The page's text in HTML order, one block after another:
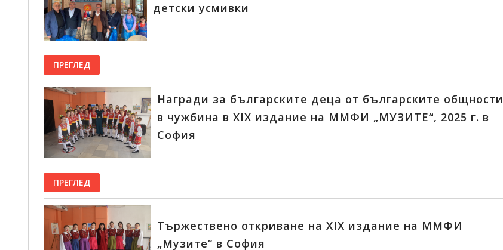
детски усмивки
ПРЕГЛЕД
Награди за българските деца от българските общности
в чужбина в XIX издание на ММФИ „МУЗИТЕ“, 2025 г. в
София
ПРЕГЛЕД
Тържествено откриване на ХIX издание на ММФИ
„Музите“ в София